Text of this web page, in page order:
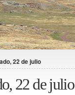
usted aquí
22 de julio
22 de julio